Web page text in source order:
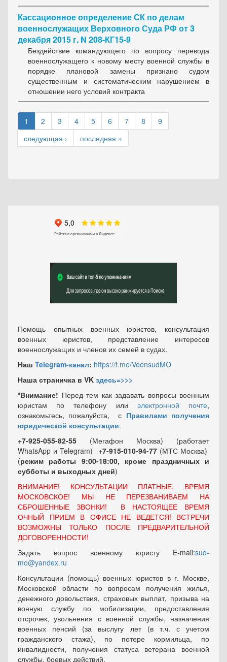
Кассационное определение СК по делам
военнослужащих Верховного Суда РФ от 3
декабря 2015 г. N 208-КГ15-9
Бездействие командующего по вопросу перевода
военнослужащего к новому месту военной службы в
порядке плановой замены признано судом
существенным и систематическим нарушением в
отношении него условий контракта
1 2 3 4 5 6 7 8
9
следующая ›
последняя »
Помощь опытных военных юристов, консультация
военных юристов, представление интересов
военнослужащих и членов их семей в судах.
Наш Telegram-канал: https://t.me/VoensudMO
Наша страничка в VK здесь=>>>
*Внимание! Перед тем как задавать вопросы военным
юристам по телефону или электронной почте,
ознакомьтесь, пожалуйста, с Правилами получения
юридической консультации.
+7-925-055-82-55 (Мегафон Москва) (работает
WhatsApp и Telegram) +7-915-010-94-77 (МТС Москва)
(режим работы 9:00-18:00, кроме праздничных и
субботы и выходных дней)
ВНИМАНИЕ! КОНСУЛЬТАЦИИ ПЛАТНЫЕ, ВРЕМЯ
МОСКОВСКОЕ! МЫ НЕ ПЕРЕЗВАНИВАЕМ НА
СБРОШЕННЫЕ ЗВОНКИ! В НАСТОЯЩЕЕ ВРЕМЯ
ОЧНЫЙ ПРИЕМ В ОФИСЕ НЕ ВЕДЕТСЯ! ВСТРЕЧИ
ВОЗМОЖНЫ ТОЛЬКО ПОСЛЕ ПРЕДВАРИТЕЛЬНОЙ
ДОГОВОРЕННОСТИ!
Задать вопрос военному юристу E-mail:sud-
mo@yandex.ru
Консультации (помощь) военных юристов в г. Москве,
Московской области по вопросам получения жилья,
денежного довольствия, страховых выплат, призыва на
вонную службу по мобилизации, предоставления
отсрочек, увольнения с военной службы, назначения
военных пенсий (за выслугу лет (в т.ч. с учетом
гражданского стажа), по потере кормильца, по
инвалидности, получения статуса ветерана военной
службы, боевых действий.